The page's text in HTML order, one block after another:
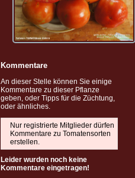
Kommentare
An dieser Stelle können Sie einige
Kommentare zu dieser Pflanze
geben, oder Tipps für die Züchtung,
oder ähnliches.
Nur registrierte Mitglieder dürfen
Kommentare zu Tomatensorten
erstellen.
Leider wurden noch keine
Kommentare eingetragen!